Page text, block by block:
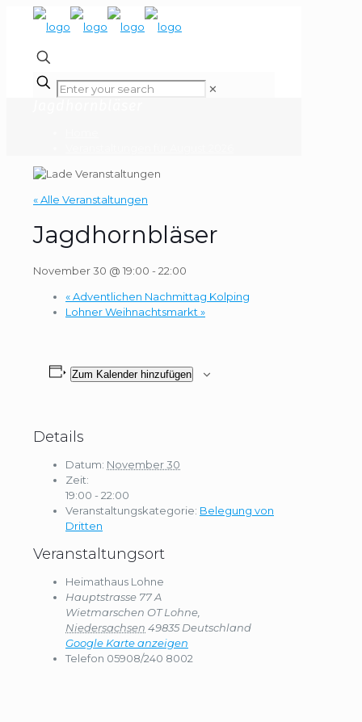
✕
« Alle Veranstaltungen
Jagdhornbläser
November 30 @ 19:00 -22:00
«Adventlichen Nachmittag Kolping
Lohner Weihnachtsmarkt »
Zum Kalender hinzufügen
Details
Datum: November 30
Zeit:
19:00 - 22:00
Veranstaltungskategorie: Belegung von
Dritten
Veranstaltungsort
Heimathaus Lohne
Hauptstrasse 77 A
Wietmarschen OT Lohne
Niedersachsen 49835 Deutschland
Google Karte anzeigen
Telefon 05908/240 8002